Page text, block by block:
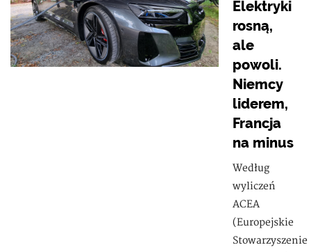
Elektryki
rosną,
ale
powoli.
Niemcy
liderem,
Francja
na minus
Według
wyliczeń
ACEA
(Europejskie
Stowarzyszenie